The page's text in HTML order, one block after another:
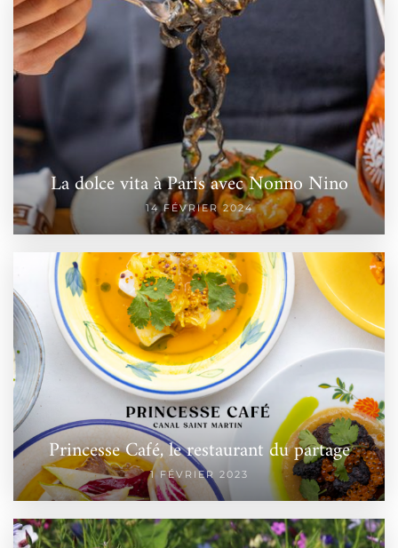
La dolce vita à Paris avec Nonno Nino
14 FÉVRIER 2024
Princesse Café, le restaurant du partage
1 FÉVRIER 2023